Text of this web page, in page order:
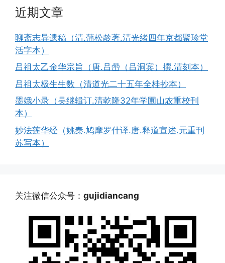
近期文章
聊斋志异遗稿（清.蒲松龄著.清光绪四年京都聚珍堂
活字本）
吕祖太乙金华宗旨（唐.吕喦（吕洞宾）撰.清刻本）
吕祖太极生生数（清道光二十五年全桂抄本）
墨娥小录（吴继辑订.清乾隆32年学圃山农重校刊
本）
妙法莲华经（姚秦.鸠摩罗什译.唐.释道宣述.元重刊
苏写本）
关注微信公众号： gujidiancang